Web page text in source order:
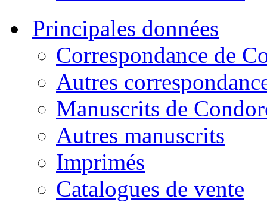
Principales données
Correspondance de
Autres
Manuscrits de
Autres manuscrits
Imprimés
Catalogues de vente